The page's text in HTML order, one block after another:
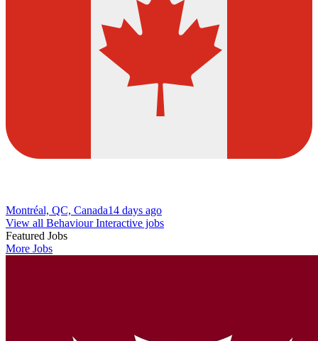
Montréal, QC, Canada14 days ago
View all Behaviour Interactive jobs
Featured Jobs
More Jobs